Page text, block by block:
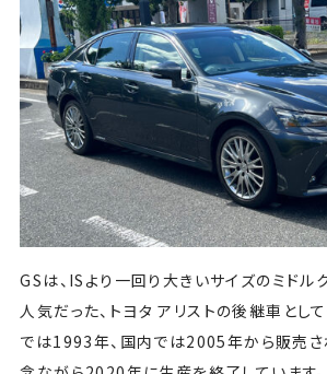
GSは、ISより一回り大きいサイズのミドル
人気だった、トヨタ アリストの後継車とし
では1993年、国内では2005年から販売さ